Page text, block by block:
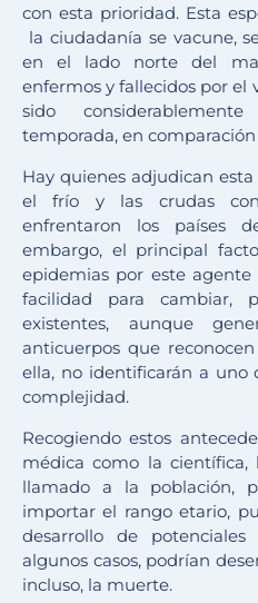
con esta prioridad. Esta
la ciudadanía se vacune,
en el lado norte del
enfermos y fallecidos por el
sido
temporada, en comparación
Hay quienes adjudican
el frío y las crudas
enfrentaron los países
embargo, el principal
epidemias por este agente
facilidad para cambiar,
existentes, aunque
anticuerpos que
ella, no identificarán a uno
complejidad.
Recogiendo estos
médica como la
llamado a la población,
importar el rango etario,
desarrollo de
algunos casos, podrían
incluso, la muerte.